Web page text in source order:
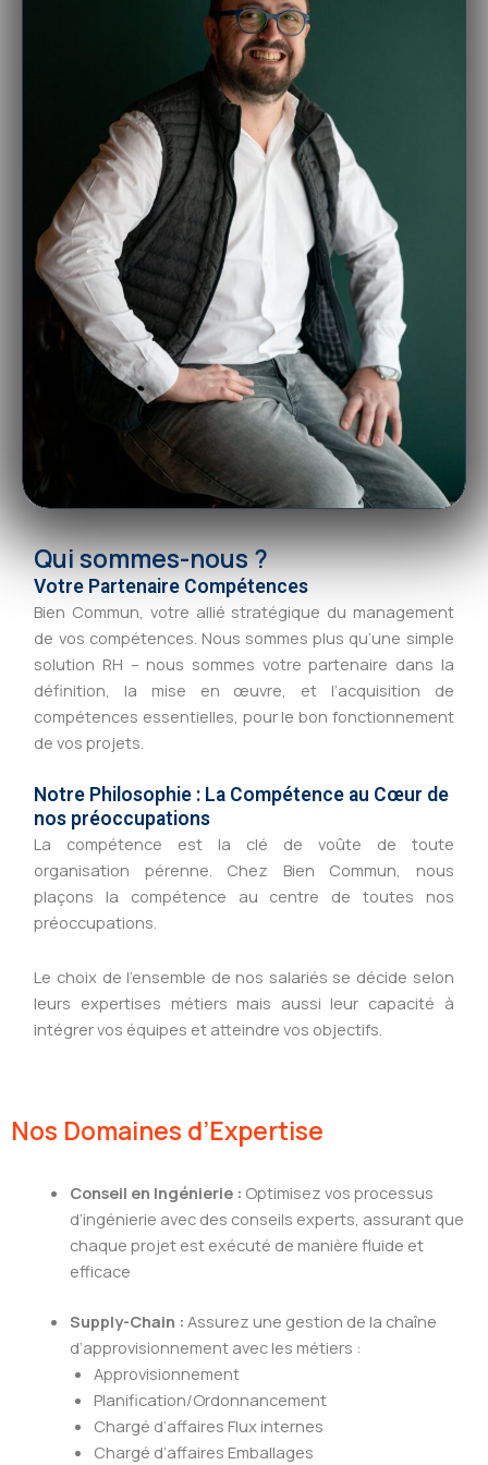
Qui sommes-nous ?
Votre Partenaire Compétences
Bien Commun, votre allié stratégique du management
de vos compétences. Nous sommes plus qu’une simple
solution RH – nous sommes votre partenaire dans la
définition, la mise en œuvre, et l’acquisition de
compétences essentielles, pour le bon fonctionnement
de vos projets.
Notre Philosophie : La Compétence au Cœur de
nos préoccupations
La compétence est la clé de voûte de toute
organisation pérenne. Chez Bien Commun, nous
plaçons la compétence au centre de toutes nos
préoccupations.
Le choix de l’ensemble de nos salariés se décide selon
leurs expertises métiers mais aussi leur capacité à
intégrer vos équipes et atteindre vos objectifs.
Nos Domaines d’Expertise
Conseil en Ingénierie : Optimisez vos processus
d’ingénierie avec des conseils experts, assurant que
chaque projet est exécuté de manière fluide et
efficace
Supply-Chain : Assurez une gestion de la chaîne
d’approvisionnement avec les métiers :
Approvisionnement
Planification/Ordonnancement
Chargé d’affaires Flux internes
Chargé d’affaires Emballages